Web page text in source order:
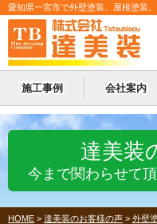
愛知県一宮市で外壁塗装、屋根塗装
施工事例 会社案内
達美装
今まで関わらせて
HOME > 達美装のお客様の声 > 外壁